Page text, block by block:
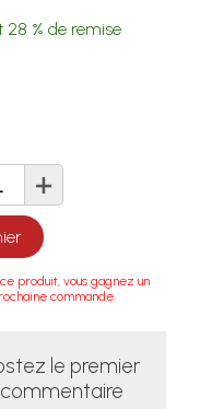
28 % de remise
+
produit, vous gagnez un
commande.
le premier
commentaire